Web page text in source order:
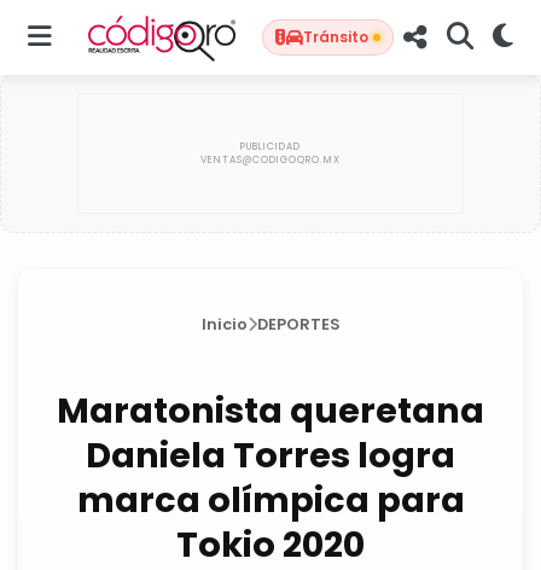
Tránsito
Inicio DEPORTES
Maratonista queretana
Daniela Torres logra
marca olímpica para
Tokio 2020